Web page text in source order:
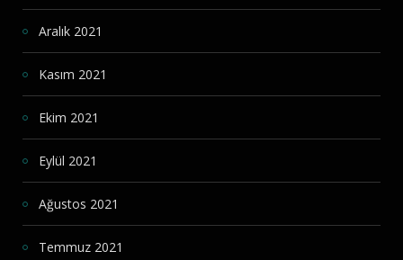
Aralık 2021
Kasım 2021
Ekim 2021
Eylül 2021
Ağustos 2021
Temmuz 2021